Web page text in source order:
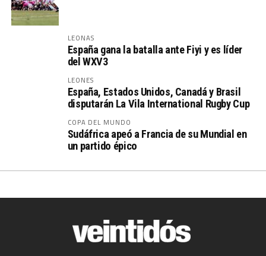
LEONAS
España gana la batalla ante Fiyi y es líder
del WXV3
LEONES
España, Estados Unidos, Canadá y Brasil
disputarán La Vila International Rugby Cup
COPA DEL MUNDO
Sudáfrica apeó a Francia de su Mundial en
un partido épico